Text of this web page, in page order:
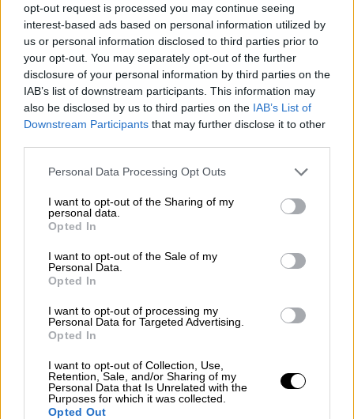
opt-out request is processed you may continue seeing
interest-based ads based on personal information utilized by
us or personal information disclosed to third parties prior to
your opt-out. You may separately opt-out of the further
disclosure of your personal information by third parties on the
IAB’s list of downstream participants. This information may
also be disclosed by us to third parties on the IAB’s List of
Downstream Participants that may further disclose it to other
Please note that this website/app uses one or more Google
not limited to your visit or usage behaviour. You may click to
grant or deny consent to Google and its third-party tags to
use your data for below specified purposes in below Google
consent section.
Personal Data Processing Opt Outs
I want to opt-out of the Sharing of my
personal data.
Opted In
I want to opt-out of the Sale of my
Personal Data.
Opted In
I want to opt-out of processing my
Personal Data for Targeted Advertising.
Opted In
I want to opt-out of Collection, Use,
Retention, Sale, and/or Sharing of my
Personal Data that Is Unrelated with the
Purposes for which it was collected.
Opted Out
Σοκ στον ΠΑΟ με Μουνιέ: Ενάμιση μήνα
εκτός, χειρουργείο και για Δώνη!
Ενάμιση μήνα θα μείνει εκτός γηπέδων ο
Αντονι Μουνιέ, ο οποίος τραυματίστηκε στο
χθεσινό ντέρμπι του «Γ. Καραϊσκάκης»